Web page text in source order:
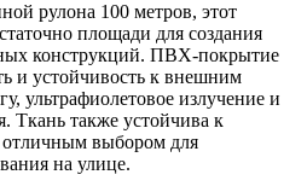
рулона 100 метров, этот
площади для создания
конструкций. ПВХ-покрытие
и устойчивость к внешним
ультрафиолетовое излучение и
Ткань также устойчива к
отличным выбором для
на улице.